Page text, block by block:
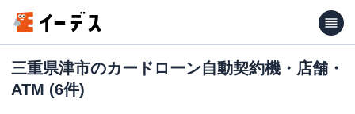
三重県津市のカードローン自動契約機・店舗・
ATM (6件)